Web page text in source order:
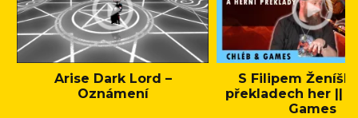
Arise Dark Lord –
Oznámení
S Filipem
překladech her ||
Games